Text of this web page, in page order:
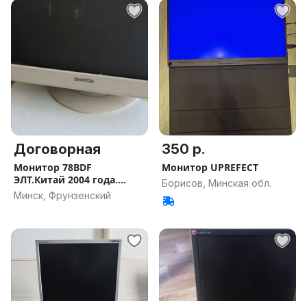
Договорная
Монитор 78BDF
ЭЛТ.Китай 2004 года.
Рабочий.
Минск, Фрунзенский
350 р.
Монитор UPREFECT
Борисов, Минская обл.